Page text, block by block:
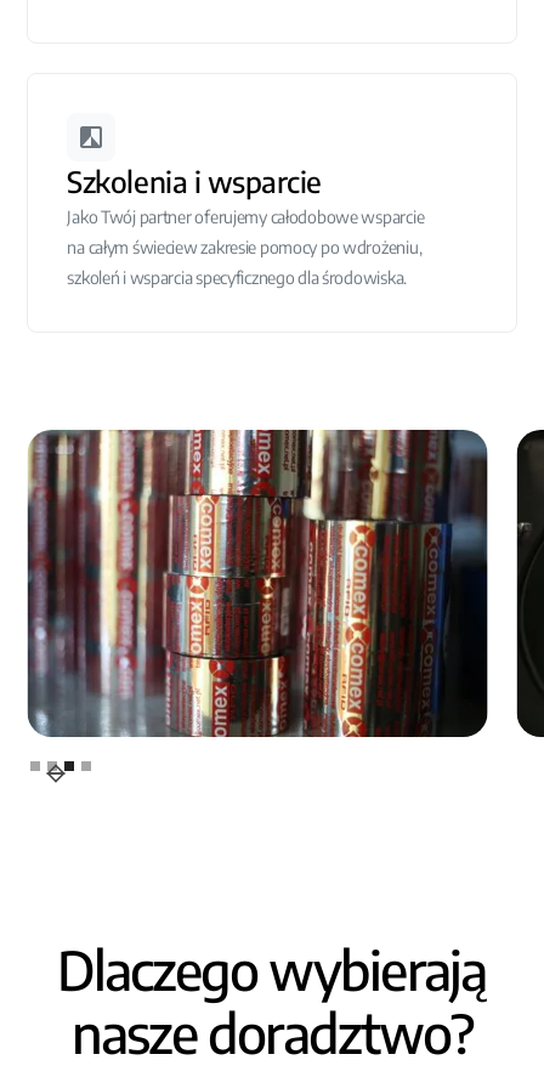
Szkolenia i wsparcie
Jako Twój partner oferujemy całodobowe wsparcie
na całym świeciew zakresie pomocy po wdrożeniu,
szkoleń i wsparcia specyficznego dla środowiska.
Slide 4 of 4.
Dlaczego wybierają
nasze doradztwo?